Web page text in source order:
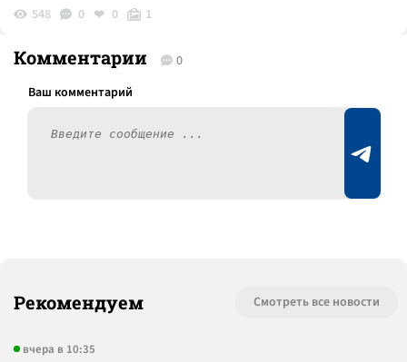
548 0 0 1
Комментарии 0
Рекомендуем Смотреть все новости
вчера в 10:35